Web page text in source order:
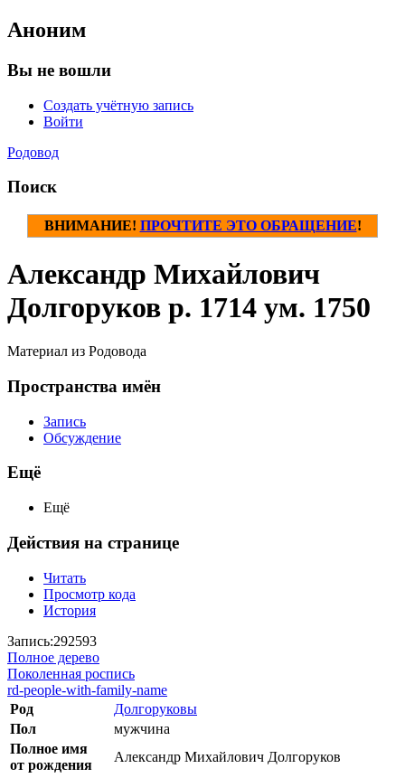
Аноним
Вы не вошли
Создать учётную запись
Войти
Родовод
Поиск
ВНИМАНИЕ! ПРОЧТИТЕ ЭТО ОБРАЩЕНИЕ!
Александр Михайлович
Долгоруков р. 1714 ум. 1750
Материал из Родовода
Пространства имён
Запись
Обсуждение
Ещё
Ещё
Действия на странице
Читать
Просмотр кода
История
Запись:292593
Полное дерево
Поколенная роспись
rd-people-with-family-name
Род
Долгоруковы
Пол
мужчина
Полное имя
от рождения
Александр Михайлович Долгоруков